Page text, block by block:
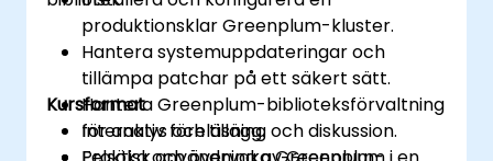
produktionsklar Greenplum-kluster.
Hantera systemuppdateringar och
tillämpa patchar på ett säkert sätt.
Hantera Greenplum-biblioteksförvaltning
för analys och tillägg.
Kursformat
Interaktiv föreläsning och diskussion.